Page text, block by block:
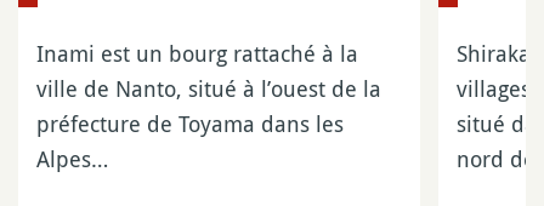
Inami est un bourg rattaché à la
ville de Nanto, situé à l’ouest de la
préfecture de Toyama dans les
Alpes…
villages
situé
nord